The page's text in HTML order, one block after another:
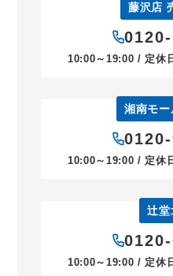
藤沢店
10:00～19:00 / 定休
湘南モー
10:00～19:00 / 定休
辻堂
10:00～19:00 / 定休